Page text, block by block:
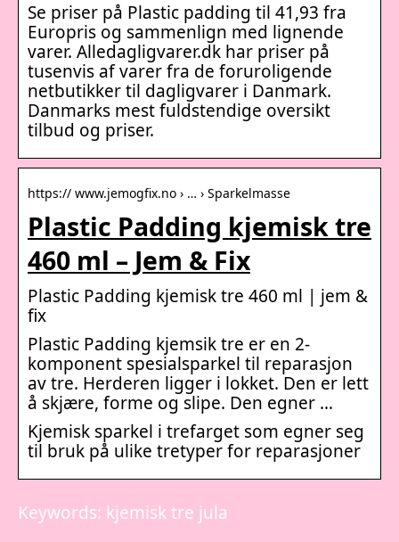
Se priser på Plastic padding til 41,93 fra
Europris og sammenlign med lignende
varer. Alledagligvarer.dk har priser på
tusenvis af varer fra de foruroligende
netbutikker til dagligvarer i Danmark.
Danmarks mest fuldstendige oversikt
tilbud og priser.
https:// www.jemogfix.no › … › Sparkelmasse
Plastic Padding kjemisk tre
460 ml – Jem & Fix
Plastic Padding kjemisk tre 460 ml | jem &
fix
Plastic Padding kjemsik tre er en 2-
komponent spesialsparkel til reparasjon
av tre. Herderen ligger i lokket. Den er lett
å skjære, forme og slipe. Den egner …
Kjemisk sparkel i trefarget som egner seg
til bruk på ulike tretyper for reparasjoner
Keywords: kjemisk tre jula